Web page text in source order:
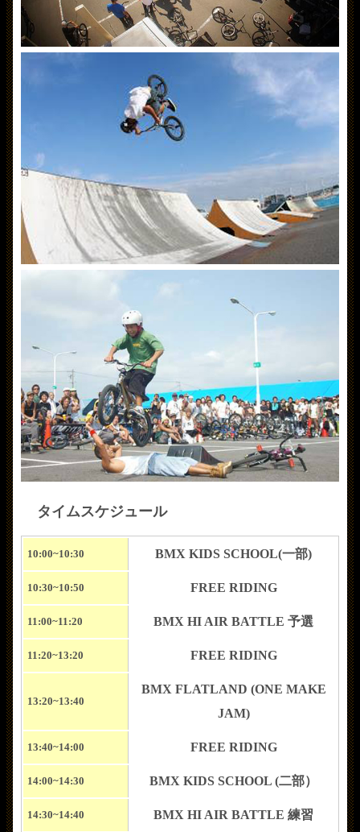
タイムスケジュール
10:00~10:30 BMX KIDS SCHOOL(一部)
10:30~10:50 FREE RIDING
11:00~11:20 BMX HI AIR BATTLE 予選
11:20~13:20 FREE RIDING
13:20~13:40
BMX FLATLAND (ONE MAKE
JAM)
13:40~14:00 FREE RIDING
14:00~14:30 BMX KIDS SCHOOL (二部）
14:30~14:40 BMX HI AIR BATTLE 練習